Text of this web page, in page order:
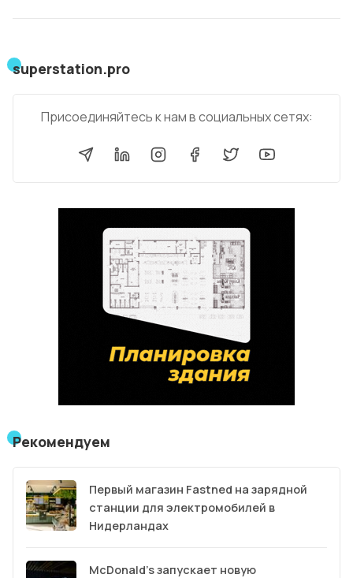
superstation.pro
Присоединяйтесь к нам в социальных сетях:
Рекомендуем
Первый магазин Fastned на зарядной
станции для электромобилей в
Нидерландах
McDonald’s запускает новую